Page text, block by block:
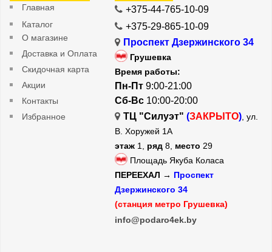
Главная
Каталог
О магазине
Доставка и Оплата
Скидочная карта
Акции
Контакты
Избранное
+375-44-765-10-09
+375-29-865-10-09
Проспект Дзержинского 34
Грушевка
Время работы:
Пн-Пт 9:00-21:00
Сб-Вс 10:00-20:00
ТЦ "Силуэт" (ЗАКРЫТО) , ул.
В. Хоружей 1А
этаж 1, ряд 8, место 29
Площадь Якуба Коласа
ПЕРЕЕХАЛ → Проспект
Дзержинского 34
(станция метро Грушевка)
info@podaro4ek.by